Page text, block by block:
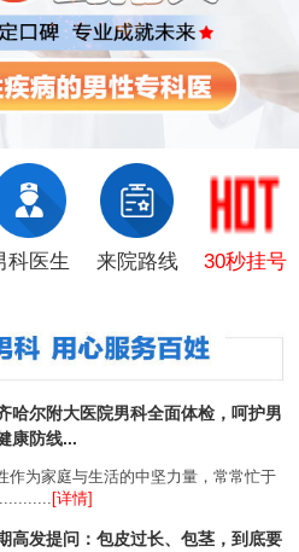
科医生 来院路线 30秒挂号
哈尔附大医院男科全面体检，呵护男
康防线...
作为家庭与生活的中坚力量，常常忙于
[详情]
高发提问：包皮过长、包茎，到底要